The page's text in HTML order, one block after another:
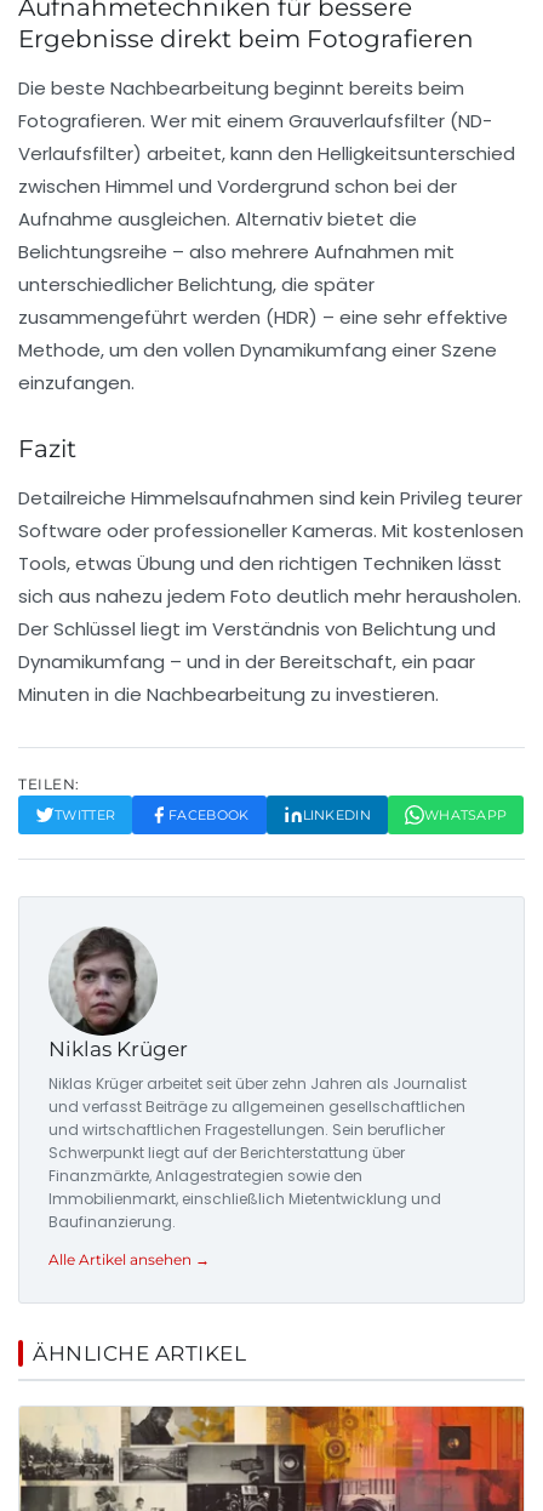
Aufnahmetechniken für bessere
Ergebnisse direkt beim Fotografieren
Die beste Nachbearbeitung beginnt bereits beim
Fotografieren. Wer mit einem Grauverlaufsfilter (ND-
Verlaufsfilter) arbeitet, kann den Helligkeitsunterschied
zwischen Himmel und Vordergrund schon bei der
Aufnahme ausgleichen. Alternativ bietet die
Belichtungsreihe – also mehrere Aufnahmen mit
unterschiedlicher Belichtung, die später
zusammengeführt werden (HDR) – eine sehr effektive
Methode, um den vollen Dynamikumfang einer Szene
einzufangen.
Fazit
Detailreiche Himmelsaufnahmen sind kein Privileg teurer
Software oder professioneller Kameras. Mit kostenlosen
Tools, etwas Übung und den richtigen Techniken lässt
sich aus nahezu jedem Foto deutlich mehr herausholen.
Der Schlüssel liegt im Verständnis von Belichtung und
Dynamikumfang – und in der Bereitschaft, ein paar
Minuten in die Nachbearbeitung zu investieren.
TEILEN:
TWITTER FACEBOOK LINKEDIN WHATSAPP
Niklas Krüger
Niklas Krüger arbeitet seit über zehn Jahren als Journalist
und verfasst Beiträge zu allgemeinen gesellschaftlichen
und wirtschaftlichen Fragestellungen. Sein beruflicher
Schwerpunkt liegt auf der Berichterstattung über
Finanzmärkte, Anlagestrategien sowie den
Immobilienmarkt, einschließlich Mietentwicklung und
Baufinanzierung.
Alle Artikel ansehen →
ÄHNLICHE ARTIKEL